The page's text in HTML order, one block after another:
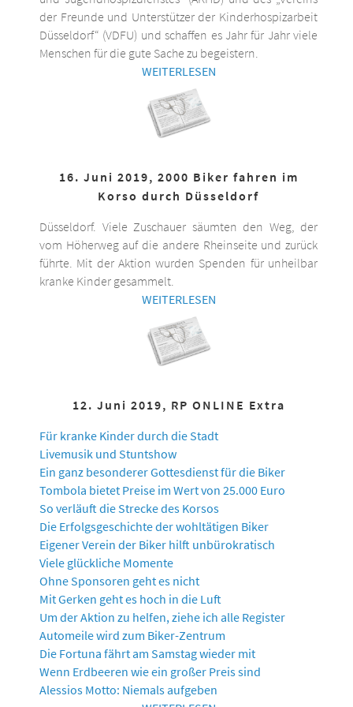
der Freunde und Unterstützer der Kinderhospizarbeit
Düsseldorf“ (VDFU) und schaffen es Jahr für Jahr viele
Menschen für die gute Sache zu begeistern.
WEITERLESEN
16. Juni 2019, 2000 Biker fahren im
Korso durch Düsseldorf
Düsseldorf. Viele Zuschauer säumten den Weg, der
vom Höherweg auf die andere Rheinseite und zurück
führte. Mit der Aktion wurden Spenden für unheilbar
kranke Kinder gesammelt.
WEITERLESEN
12. Juni 2019, RP ONLINE Extra
Für kranke Kinder durch die Stadt
Livemusik und Stuntshow
Ein ganz besonderer Gottesdienst für die Biker
Tombola bietet Preise im Wert von 25.000 Euro
So verläuft die Strecke des Korsos
Die Erfolgsgeschichte der wohltätigen Biker
Eigener Verein der Biker hilft unbürokratisch
Viele glückliche Momente
Ohne Sponsoren geht es nicht
Mit Gerken geht es hoch in die Luft
Um der Aktion zu helfen, ziehe ich alle Register
Automeile wird zum Biker-Zentrum
Die Fortuna fährt am Samstag wieder mit
Wenn Erdbeeren wie ein großer Preis sind
Alessios Motto: Niemals aufgeben